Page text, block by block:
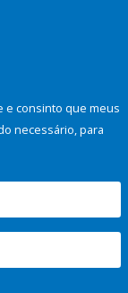
e consinto que meus
necessário, para